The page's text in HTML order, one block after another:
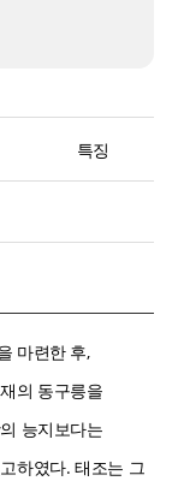
특징
마련한 후,
의 동구릉을
능지보다는
하였다. 태조는 그